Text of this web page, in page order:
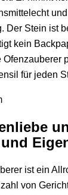
Der Stein ist
kein
für jeden
ist ein
von